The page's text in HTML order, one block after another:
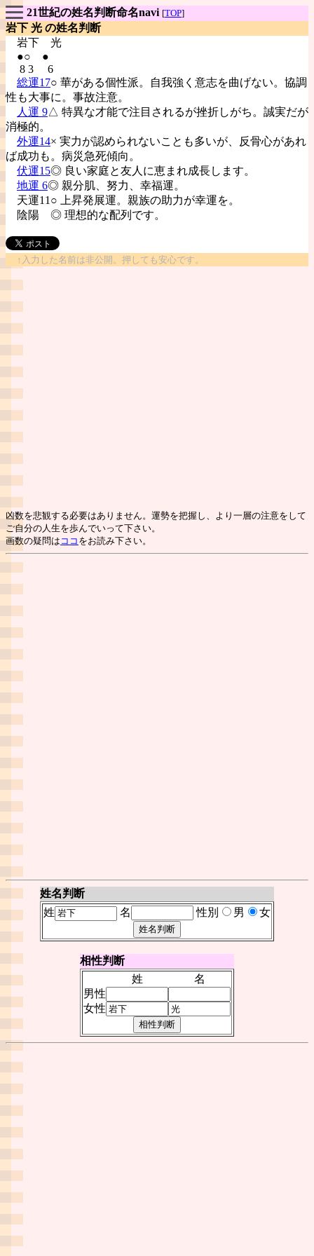
21世紀の姓名判断命名navi [TOP]
岩下 光 の姓名判断
岩下 光
●○ ●
8 3 6
総運17○ 華がある個性派。自我強く意志を曲げない。協調
性も大事に。事故注意。
人運 9△ 特異な才能で注目されるが挫折しがち。誠実だが
消極的。
外運14× 実力が認められないことも多いが、反骨心があれ
ば成功も。病災急死傾向。
伏運15◎ 良い家庭と友人に恵まれ成長します。
地運 6◎ 親分肌、努力、幸福運。
天運11○ 上昇発展運。親族の助力が幸運を。
陰陽 ◎ 理想的な配列です。
↑入力した名前は非公開。押しても安心です。
凶数を悲観する必要はありません。運勢を把握し、より一層の注意をして
ご自分の人生を歩んでいって下さい。
画数の疑問は ココ をお読み下さい。
姓名判断
姓
名 性別 男 女
相性判断
姓
名
男性
女性